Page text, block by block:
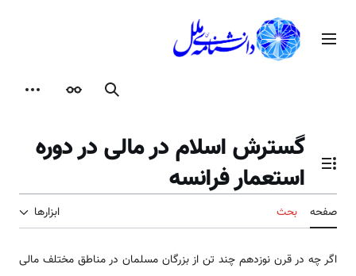
محتوامنوی اصلی
جستجوظاهر
تغییر وضعیت فهرست محتویات
گسترش اسلام در مالی در دوره
استعمار فرانسه
صفحه بحث ابزارها
اگر چه در قرن نوزدهم چند تن از بزرگان مسلمان در مناطق مختلف مالی